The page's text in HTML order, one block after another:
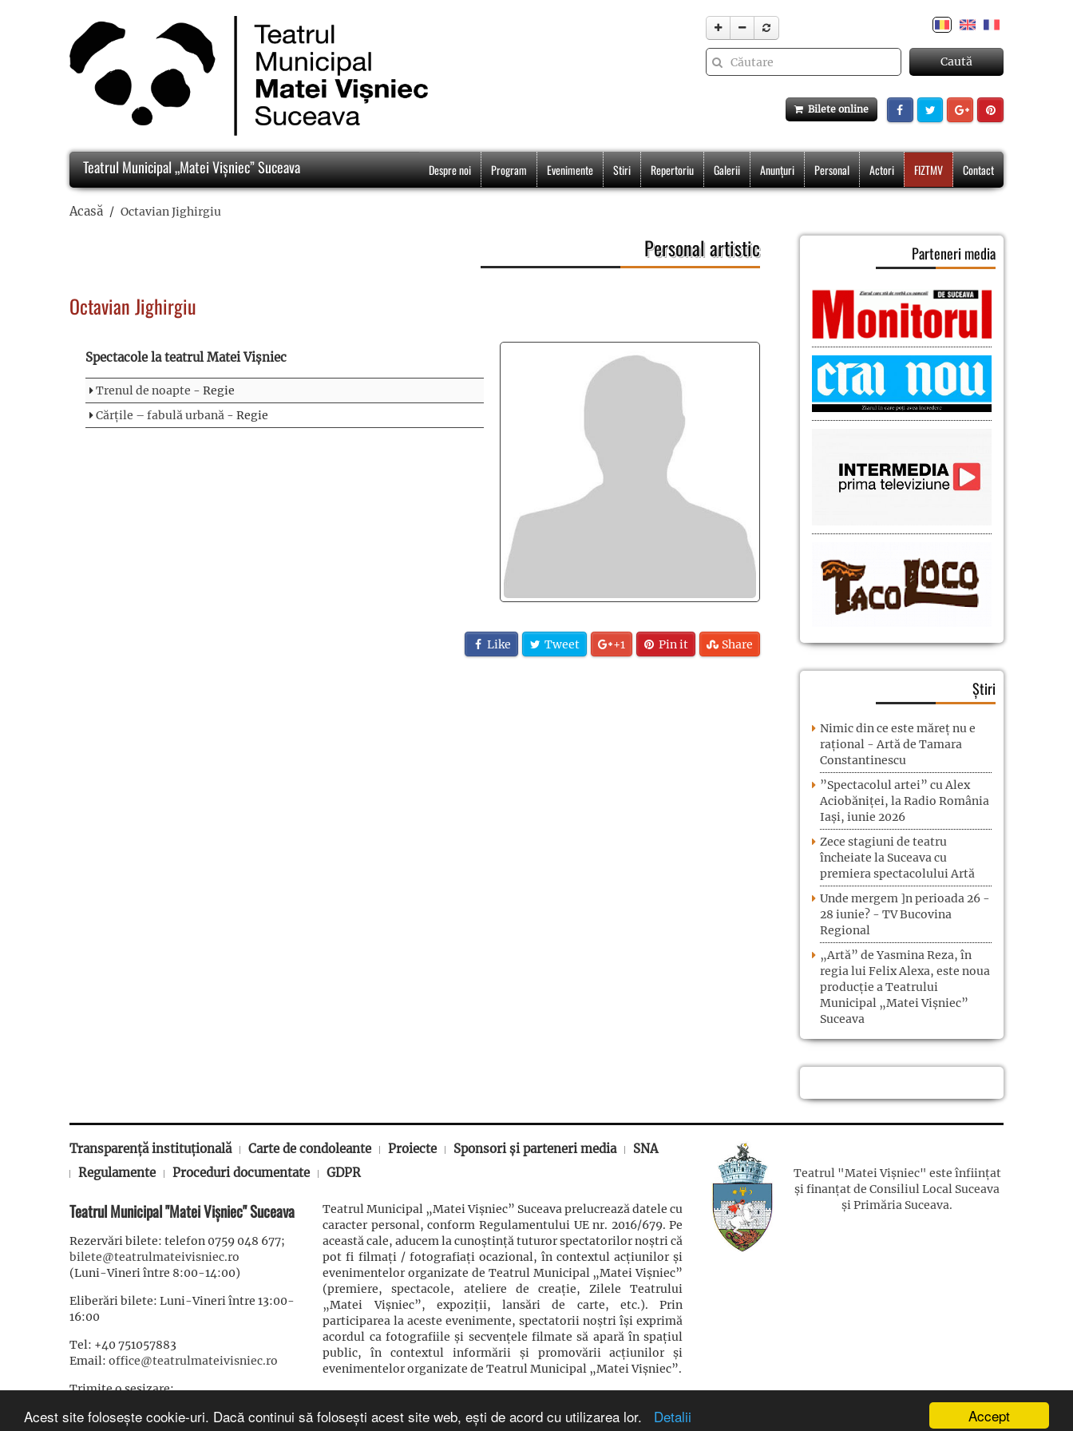
Accept
Acest site folosește cookie-uri. Dacă continui să folosești acest site web, ești de acord cu utilizarea lor. Detalii
Caută
Bilete online
Teatrul Municipal „Matei Vișniec” Suceava Despre noi Program Evenimente Stiri Repertoriu Galerii Anunțuri Personal Actori FIZTMV Contact
Acasă Octavian Jighirgiu
Personal artistic
Octavian Jighirgiu
Spectacole la teatrul Matei Vișniec
Trenul de noapte - Regie
Cărțile – fabulă urbană - Regie
Like Tweet +1 Pin it Share
Parteneri media
Știri
Nimic din ce este măreț nu e
rațional - Artă de Tamara
Constantinescu
”Spectacolul artei” cu Alex
Aciobăniței, la Radio România
Iași, iunie 2026
Zece stagiuni de teatru
încheiate la Suceava cu
premiera spectacolului Artă
Unde mergem ]n perioada 26 -
28 iunie? - TV Bucovina
Regional
„Artă” de Yasmina Reza, în
regia lui Felix Alexa, este noua
producție a Teatrului
Municipal „Matei Vișniec”
Suceava
Transparență instituțională Carte de condoleante Proiecte Sponsori și parteneri media
SNA
Regulamente
Proceduri documentate GDPR
Teatrul Municipal "Matei Vișniec" Suceava
Rezervări bilete: telefon 0759 048 677;
bilete@teatrulmateivisniec.ro
(Luni-Vineri între 8:00-14:00)
Eliberări bilete: Luni-Vineri între 13:00-
16:00
Tel: +40 751057883
Email: office@teatrulmateivisniec.ro
Trimite o sesizare:
Teatrul Municipal „Matei Vișniec” Suceava prelucrează datele cu
caracter personal, conform Regulamentului UE nr. 2016/679. Pe
această cale, aducem la cunoștință tuturor spectatorilor noștri că
pot fi filmaţi / fotografiaţi ocazional, în contextul acţiunilor şi
evenimentelor organizate de Teatrul Municipal „Matei Vișniec”
(premiere, spectacole, ateliere de creație, Zilele Teatrului
„Matei Vișniec”, expoziții, lansări de carte, etc.). Prin
participarea la aceste evenimente, spectatorii noștri își exprimă
acordul ca fotografiile și secvențele filmate să apară în spațiul
public, în contextul informării și promovării acţiunilor şi
evenimentelor organizate de Teatrul Municipal „Matei Vișniec”.
Teatrul "Matei Vișniec" este înființat
și finanțat de Consiliul Local Suceava
și Primăria Suceava.